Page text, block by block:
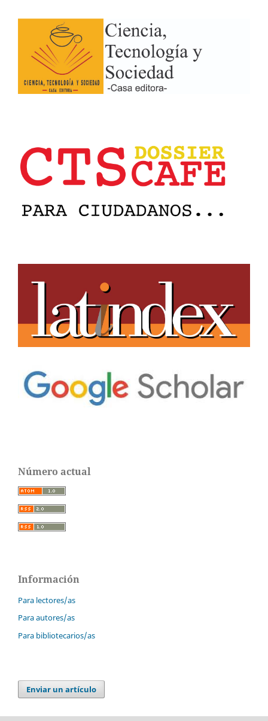
Número actual
Información
Para lectores/as
Para autores/as
Para bibliotecarios/as
Enviar un artículo